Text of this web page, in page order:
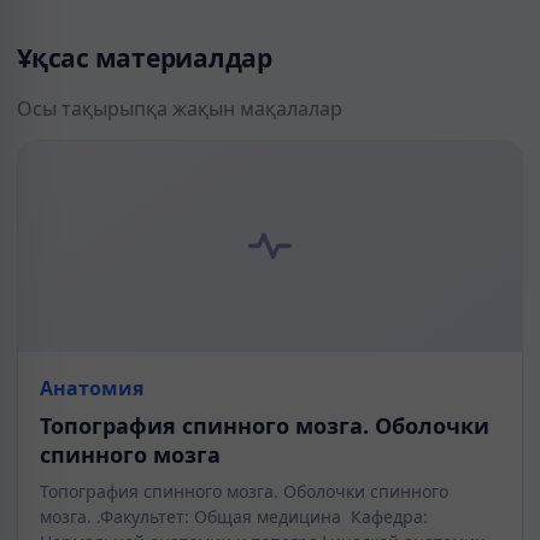
Ұқсас материалдар
Осы тақырыпқа жақын мақалалар
Анатомия
Топография спинного мозга. Оболочки
спинного мозга
Топография спинного мозга. Оболочки спинного
мозга. .Факультет: Общая медицина Кафедра: